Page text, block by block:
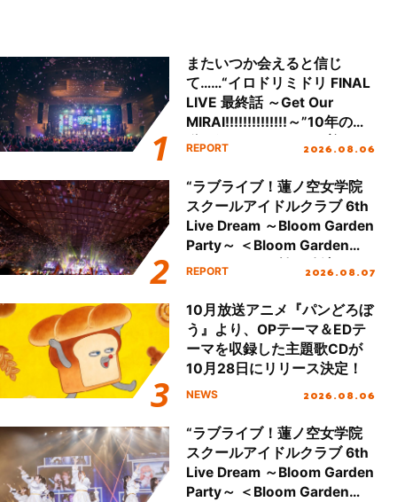
またいつか会えると信じ
て……“イロドリミドリ FINAL
LIVE 最終話 ～Get Our
MIRAI!!!!!!!!!!!!!!～”10年の活
動を経てファイナルを迎える
REPORT 2026.08.06
“ラブライブ！蓮ノ空女学院
スクールアイドルクラブ 6th
Live Dream ～Bloom Garden
Party～ ＜Bloom Garden
Party Stage／埼玉公演＞”
REPORT 2026.08.07
10月放送アニメ『パンどろぼ
う』より、OPテーマ＆EDテ
ーマを収録した主題歌CDが
10月28日にリリース決定！
NEWS 2026.08.06
“ラブライブ！蓮ノ空女学院
スクールアイドルクラブ 6th
Live Dream ～Bloom Garden
Party～ ＜Bloom Garden